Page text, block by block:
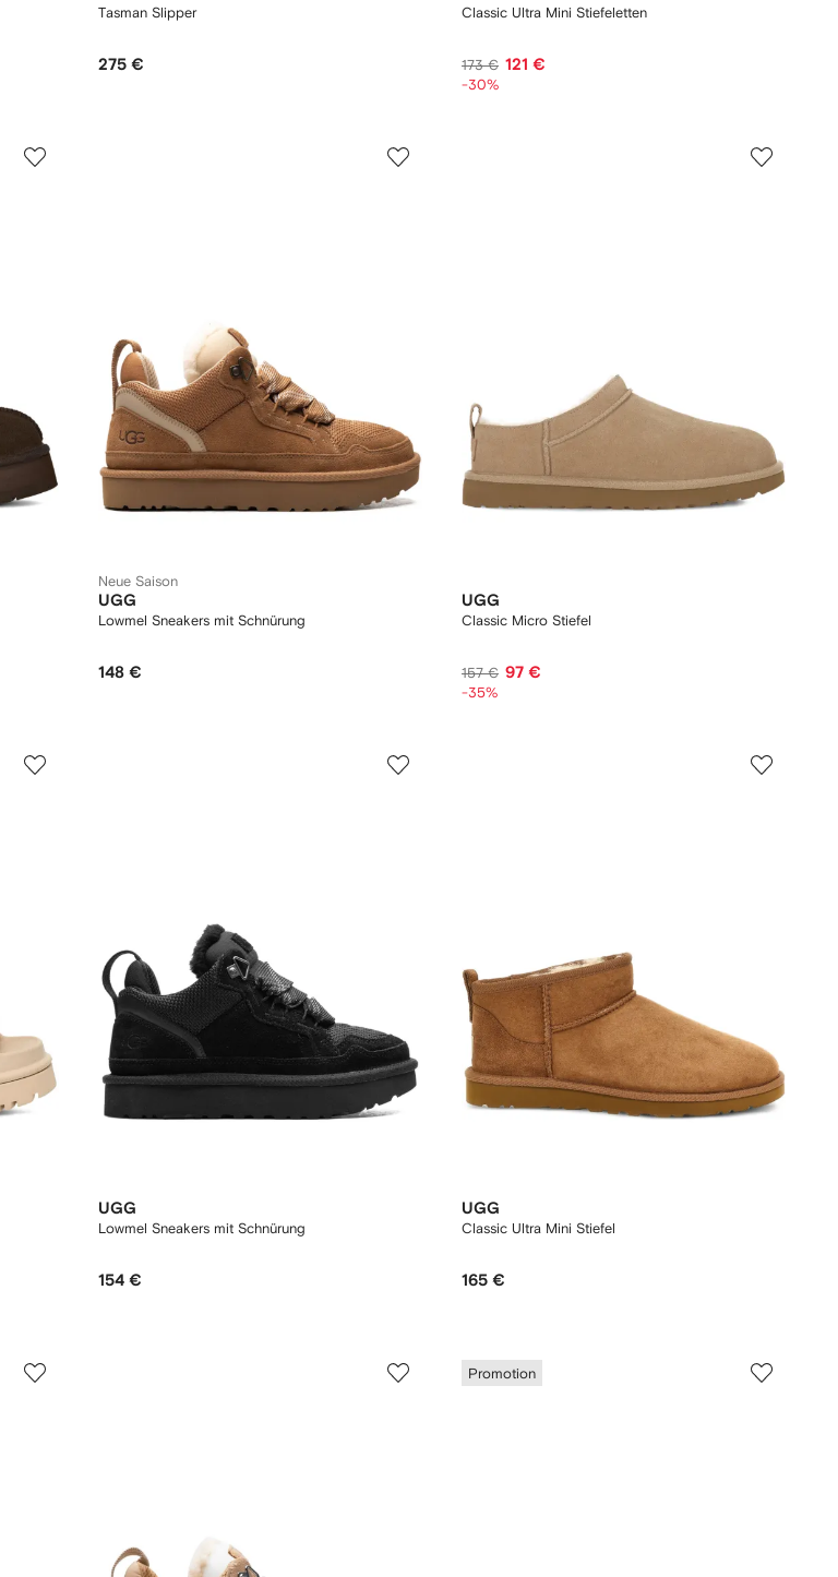
Tasman Slipper
275 €
Classic Ultra Mini Stiefeletten
173 € 121 €
-30%
Neue Saison
UGG
Lowmel Sneakers mit Schnürung
148 €
UGG
Classic Micro Stiefel
157 € 97 €
-35%
UGG
Lowmel Sneakers mit Schnürung
154 €
UGG
Classic Ultra Mini Stiefel
165 €
Promotion